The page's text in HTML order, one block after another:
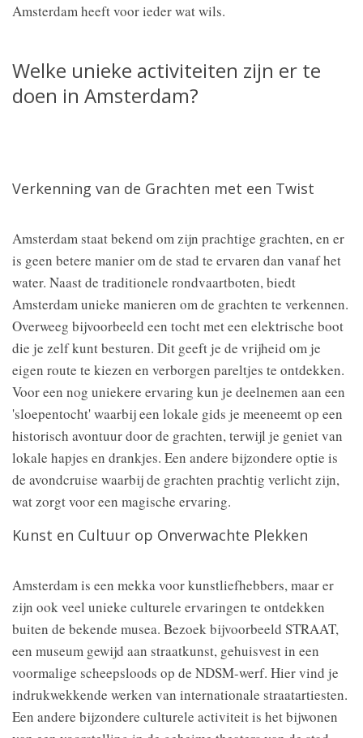
Amsterdam heeft voor ieder wat wils.
Welke unieke activiteiten zijn er te
doen in Amsterdam?
Verkenning van de Grachten met een Twist
Amsterdam staat bekend om zijn prachtige grachten, en er
is geen betere manier om de stad te ervaren dan vanaf het
water. Naast de traditionele rondvaartboten, biedt
Amsterdam unieke manieren om de grachten te verkennen.
Overweeg bijvoorbeeld een tocht met een elektrische boot
die je zelf kunt besturen. Dit geeft je de vrijheid om je
eigen route te kiezen en verborgen pareltjes te ontdekken.
Voor een nog uniekere ervaring kun je deelnemen aan een
'sloepentocht' waarbij een lokale gids je meeneemt op een
historisch avontuur door de grachten, terwijl je geniet van
lokale hapjes en drankjes. Een andere bijzondere optie is
de avondcruise waarbij de grachten prachtig verlicht zijn,
wat zorgt voor een magische ervaring.
Kunst en Cultuur op Onverwachte Plekken
Amsterdam is een mekka voor kunstliefhebbers, maar er
zijn ook veel unieke culturele ervaringen te ontdekken
buiten de bekende musea. Bezoek bijvoorbeeld STRAAT,
een museum gewijd aan straatkunst, gehuisvest in een
voormalige scheepsloods op de NDSM-werf. Hier vind je
indrukwekkende werken van internationale straatartiesten.
Een andere bijzondere culturele activiteit is het bijwonen